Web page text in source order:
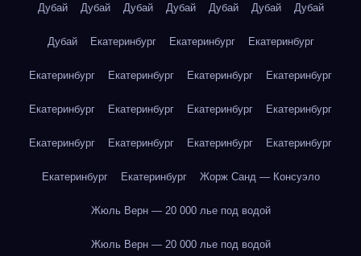
Дубай Дубай Дубай Дубай Дубай Дубай Дубай
Дубай Екатеринбург Екатеринбург Екатеринбург
Екатеринбург Екатеринбург Екатеринбург Екатеринбург
Екатеринбург Екатеринбург Екатеринбург Екатеринбург
Екатеринбург Екатеринбург Екатеринбург Екатеринбург
Екатеринбург Екатеринбург Жорж Санд — Консуэло
Жюль Верн — 20 000 лье под водой
Жюль Верн — 20 000 лье под водой